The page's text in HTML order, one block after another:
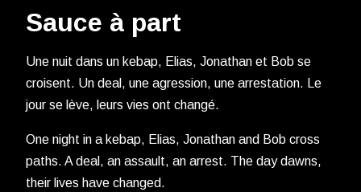
Sauce à part
Une nuit dans un kebap, Elias, Jonathan et Bob se
croisent. Un deal, une agression, une arrestation. Le
jour se lève, leurs vies ont changé.
One night in a kebap, Elias, Jonathan and Bob cross
paths. A deal, an assault, an arrest. The day dawns,
their lives have changed.